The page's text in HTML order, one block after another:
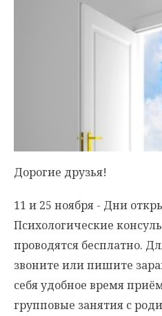
Дорогие друзья!
11 и 25 ноября - Дни
Психологические
проводятся бесплатно.
звоните или пишите
себя удобное время
групповые занятия с